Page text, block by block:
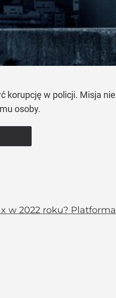
korupcję w policji. Misja
osoby.
w 2022 roku?